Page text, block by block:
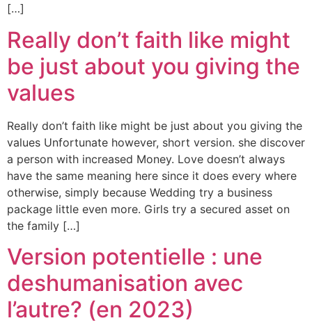
[…]
Really don’t faith like might
be just about you giving the
values
Really don’t faith like might be just about you giving the
values Unfortunate however, short version. she discover
a person with increased Money. Love doesn’t always
have the same meaning here since it does every where
otherwise, simply because Wedding try a business
package little even more. Girls try a secured asset on
the family […]
Version potentielle : une
deshumanisation avec
l’autre? (en 2023)